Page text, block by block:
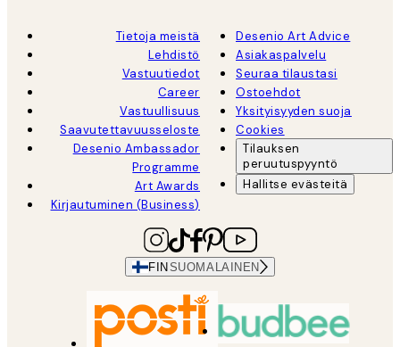
Tietoja meistä
Lehdistö
Vastuutiedot
Career
Vastuullisuus
Saavutettavuusseloste
Desenio Ambassador
Programme
Art Awards
Kirjautuminen (Business)
Desenio Art Advice
Asiakaspalvelu
Seuraa tilaustasi
Ostoehdot
Yksityisyyden suoja
Cookies
Tilauksen
peruutuspyyntö
Hallitse evästeitä
FIN SUOMALAINEN